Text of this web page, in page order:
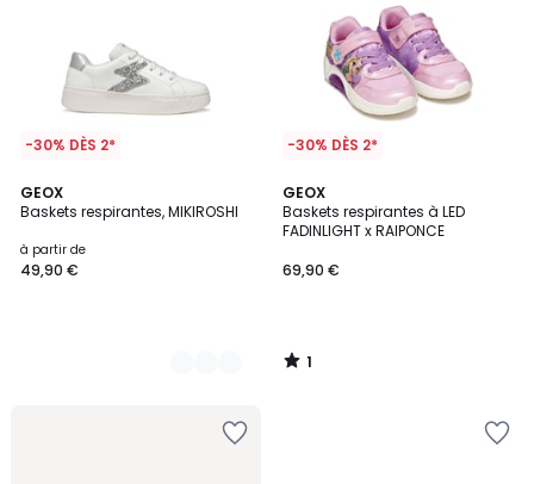
-30% DÈS 2*
GEOX
Baskets respirantes, MIKIROSHI
à partir de
49,90 €
2
Couleurs
-30% DÈS 2*
GEOX
Baskets respirantes à LED
FADINLIGHT x RAIPONCE
69,90 €
1
/
5
1
/